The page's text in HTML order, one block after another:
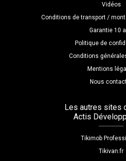
Vidéos
Conditions de transport /
Garantie 10
Politique de
Conditions
Mentions
Nous
Les autres sites
Actis
Tikimob
Tikivan.fr